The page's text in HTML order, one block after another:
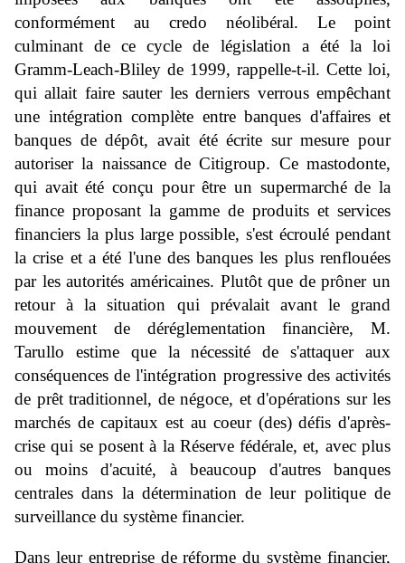
conformément au credo néolibéral. Le point
culminant de ce cycle de législation a été la loi
Gramm-Leach-Bliley de 1999, rappelle-t-il. Cette loi,
qui allait faire sauter les derniers verrous empêchant
une intégration complète entre banques d'affaires et
banques de dépôt, avait été écrite sur mesure pour
autoriser la naissance de Citigroup. Ce mastodonte,
qui avait été conçu pour être un supermarché de la
finance proposant la gamme de produits et services
financiers la plus large possible, s'est écroulé pendant
la crise et a été l'une des banques les plus renflouées
par les autorités américaines. Plutôt que de prôner un
retour à la situation qui prévalait avant le grand
mouvement de déréglementation financière, M.
Tarullo estime que la nécessité de s'attaquer aux
conséquences de l'intégration progressive des activités
de prêt traditionnel, de négoce, et d'opérations sur les
marchés de capitaux est au coeur (des) défis d'après-
crise qui se posent à la Réserve fédérale, et, avec plus
ou moins d'acuité, à beaucoup d'autres banques
centrales dans la détermination de leur politique de
surveillance du système financier.
Dans leur entreprise de réforme du système financier,